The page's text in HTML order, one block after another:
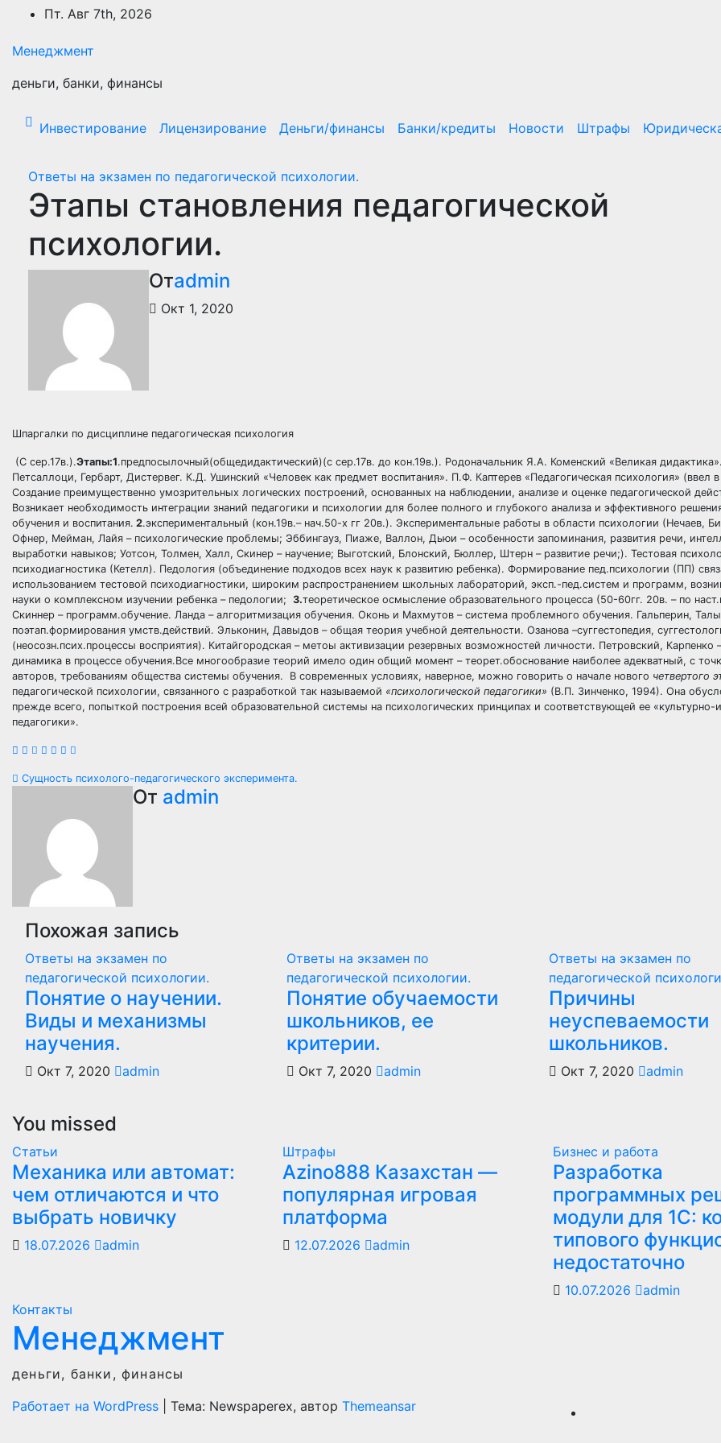
Перейти
содержимому
Пт. Авг 7th, 2026
Менеджмент
деньги, банки, финансы
Инвестирование Лицензирование Деньги/финансы Банки/кредиты Новости Штрафы
Ответы на экзамен по педагогической психологии.
Этапы становления педагогической
психологии.
Отadmin
Окт 1, 2020
Шпаргалки по дисциплине педагогическая психология
(С сер.17в.).Этапы:1.предпосылочный(общедидактический)(с сер.17в. до кон.19в.). Родоначальник Я.А. Коменский «Великая
Петсаллоци, Гербарт, Дистервег. К.Д. Ушинский «Человек как предмет воспитания». П.Ф. Каптерев «Педагогическая психология» (ввел
Создание преимущественно умозрительных логических построений, основанных на наблюдении, анализе и оценке педагогической
Возникает необходимость интеграции знаний педагогики и психологии для более полного и глубокого анализа и эффективного
обучения и воспитания. 2.экспериментальный (кон.19в.– нач.50-х гг 20в.). Экспериментальные работы в области психологии (Нечаев,
Офнер, Мейман, Лайя – психологические проблемы; Эббингауз, Пиаже, Валлон, Дьюи – особенности запоминания, развития речи,
выработки навыков; Уотсон, Толмен, Халл, Скинер – научение; Выготский, Блонский, Бюллер, Штерн – развитие речи;). Тестовая
психодиагностика (Кетелл). Педология (объединение подходов всех наук к развитию ребенка). Формирование пед.психологии (ПП)
использованием тестовой психодиагностики, широким распространением школьных лабораторий, эксп.-пед.систем и программ,
науки о комплексном изучении ребенка – педологии; 3.теоретическое осмысление образовательного процесса (50-60гг. 20в. – по
Скиннер – программ.обучение. Ланда – алгоритмизация обучения. Оконь и Махмутов – система проблемного обучения. Гальперин,
поэтап.формирования умств.действий. Эльконин, Давыдов – общая теория учебной деятельности. Озанова –суггестопедия,
(неосозн.псих.процессы восприятия). Китайгородская – метоы активизации резервных возможностей личности. Петровский, Карпенко
динамика в процессе обучения.Все многообразие теорий имело один общий момент – теорет.обоснование наиболее адекватный, с
авторов, требованиям общества системы обучения. В современных условиях, наверное, можно говорить о начале нового четвертого
педагогической психологии, связанного с разработкой так называемой «психологической педагогики» (В.П. Зинченко, 1994). Она
прежде всего, попыткой построения всей образовательной системы на психологических принципах и соответствующей ее «культурно-
педагогики».
Навигация
записям
Сущность психолого-педагогического эксперимента.
От admin
Похожая запись
Ответы на экзамен по
педагогической психологии.
Понятие о научении.
Виды и механизмы
научения.
Окт 7, 2020 admin
Ответы на экзамен по
педагогической психологии.
Понятие обучаемости
школьников, ее
критерии.
Окт 7, 2020 admin
Ответы на экзамен по
педагогической
Причины
неуспеваемости
школьников.
Окт 7, 2020 admin
You missed
Статьи
Механика или автомат:
чем отличаются и что
выбрать новичку
18.07.2026 admin
Штрафы
Azino888 Казахстан —
популярная игровая
платформа
12.07.2026 admin
Бизнес и работа
Разработка
программных
модули для 1С:
типового
недостаточно
10.07.2026
admin
Контакты
Менеджмент
деньги, банки, финансы
Работает на WordPress
Тема: Newspaperex, автор Themeansar